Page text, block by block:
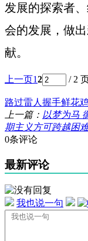
发展的探索者
会的发展，做
献。
上一页12 / 2
路过雷人 握手鲜花
上一篇： 以梦为马
期主义方可跨越困
0条评论
最新评论
我也说一句